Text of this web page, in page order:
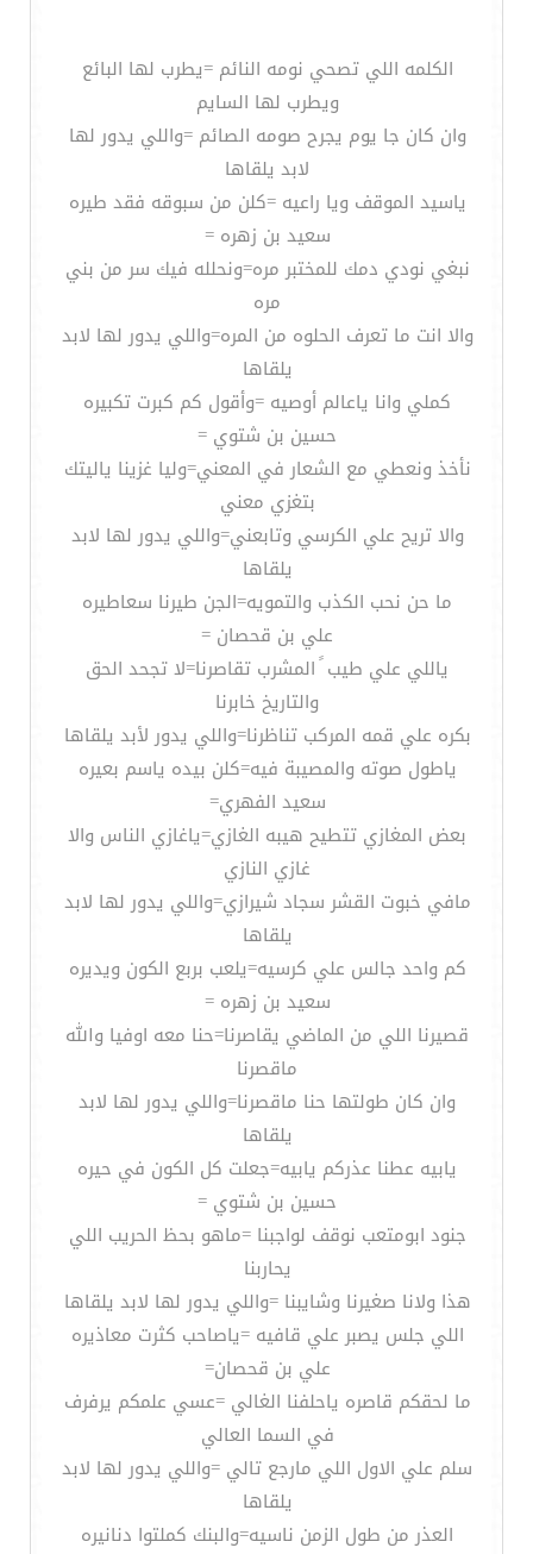
الكلمه اللي تصحي نومه النائم =يطرب لها البائع
ويطرب لها السايم
وان كان جا يوم يجرح صومه الصائم =واللي يدور لها
لابد يلقاها
ياسيد الموقف ويا راعيه =كلن من سبوقه فقد طيره
سعيد بن زهره =
نبغي نودي دمك للمختبر مره=ونحلله فيك سر من بني
مره
والا انت ما تعرف الحلوه من المره=واللي يدور لها لابد
يلقاها
كملي وانا ياعالم أوصيه =وأقول كم كبرت تكبيره
حسين بن شتوي =
نأخذ ونعطي مع الشعار في المعني=وليا غزينا ياليتك
بتغزي معني
والا تريح علي الكرسي وتابعني=واللي يدور لها لابد
يلقاها
ما حن نحب الكذب والتمويه=الجن طيرنا سعاطيره
علي بن قحصان =
ياللي علي طيب ً المشرب تقاصرنا=لا تجحد الحق
والتاريخ خابرنا
بكره علي قمه المركب تناظرنا=واللي يدور لأبد يلقاها
ياطول صوته والمصيبة فيه=كلن بيده ياسم بعيره
سعيد الفهري=
بعض المغازي تتطيح هيبه الغازي=ياغازي الناس والا
غازي النازي
مافي خبوت القشر سجاد شيرازي=واللي يدور لها لابد
يلقاها
كم واحد جالس علي كرسيه=يلعب بربع الكون ويديره
سعيد بن زهره =
قصيرنا اللي من الماضي يقاصرنا=حنا معه اوفيا والله
ماقصرنا
وان كان طولتها حنا ماقصرنا=واللي يدور لها لابد
يلقاها
يابيه عطنا عذركم يابيه=جعلت كل الكون في حيره
حسين بن شتوي =
جنود ابومتعب نوقف لواجبنا =ماهو بحظ الحريب اللي
يحاربنا
هذا ولانا صغيرنا وشايبنا =واللي يدور لها لابد يلقاها
اللي جلس يصبر علي قافيه =ياصاحب كثرت معاذيره
علي بن قحصان=
ما لحقكم قاصره ياحلفنا الغالي =عسي علمكم يرفرف
في السما العالي
سلم علي الاول اللي مارجع تالي =واللي يدور لها لابد
يلقاها
العذر من طول الزمن ناسيه=والبنك كملتوا دنانيره